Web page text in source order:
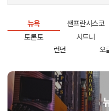
뉴욕 샌프란시스코
토론토
시드니
런던
오